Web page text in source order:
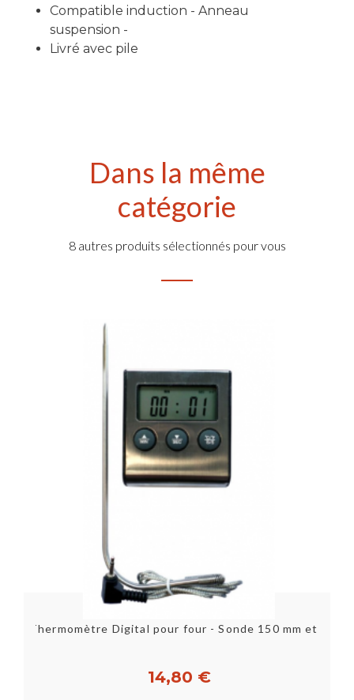
Compatible induction - Anneau
suspension -
Livré avec pile
Dans la même
catégorie
8 autres produits sélectionnés pour vous
14,80 €